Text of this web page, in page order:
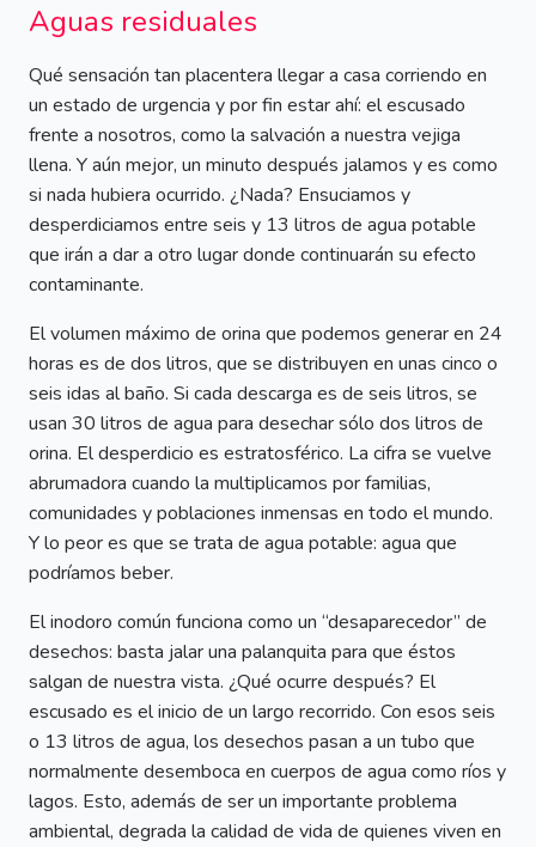
Aguas residuales
Qué sensación tan placentera llegar a casa corriendo en
un estado de urgencia y por fin estar ahí: el escusado
frente a nosotros, como la salvación a nuestra vejiga
llena. Y aún mejor, un minuto después jalamos y es como
si nada hubiera ocurrido. ¿Nada? Ensuciamos y
desperdiciamos entre seis y 13 litros de agua potable
que irán a dar a otro lugar donde continuarán su efecto
contaminante.
El volumen máximo de orina que podemos generar en 24
horas es de dos litros, que se distribuyen en unas cinco o
seis idas al baño. Si cada descarga es de seis litros, se
usan 30 litros de agua para desechar sólo dos litros de
orina. El desperdicio es estratosférico. La cifra se vuelve
abrumadora cuando la multiplicamos por familias,
comunidades y poblaciones inmensas en todo el mundo.
Y lo peor es que se trata de agua potable: agua que
podríamos beber.
El inodoro común funciona como un “desaparecedor” de
desechos: basta jalar una palanquita para que éstos
salgan de nuestra vista. ¿Qué ocurre después? El
escusado es el inicio de un largo recorrido. Con esos seis
o 13 litros de agua, los desechos pasan a un tubo que
normalmente desemboca en cuerpos de agua como ríos y
lagos. Esto, además de ser un importante problema
ambiental, degrada la calidad de vida de quienes viven en